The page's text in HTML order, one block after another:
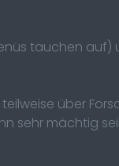
tauchen
teilweise über
sehr mächtig